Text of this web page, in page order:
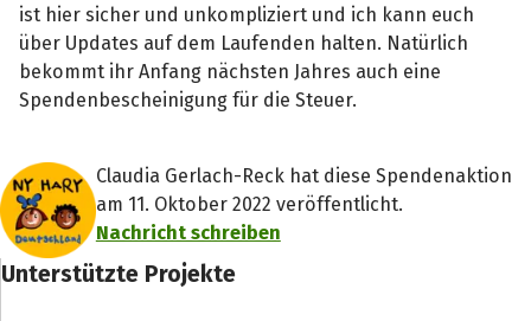
ist hier sicher und unkompliziert und ich kann euch
über Updates auf dem Laufenden halten. Natürlich
bekommt ihr Anfang nächsten Jahres auch eine
Spendenbescheinigung für die Steuer.
Claudia Gerlach-Reck hat diese Spendenaktion
am 11. Oktober 2022 veröffentlicht.
Nachricht schreiben
Unterstützte Projekte